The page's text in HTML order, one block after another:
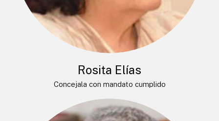
Rosita Elías
Concejala con mandato cumplido